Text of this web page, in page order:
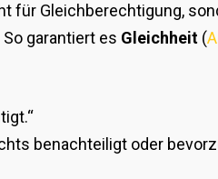
für Gleichberechtigung,
garantiert es Gleichheit (
benachteiligt oder